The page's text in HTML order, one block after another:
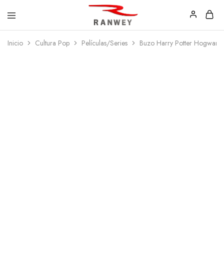
Ranwey
|
Tu
Estilo,
Inicio Cultura Pop Películas/Series Buzo Harry Potter